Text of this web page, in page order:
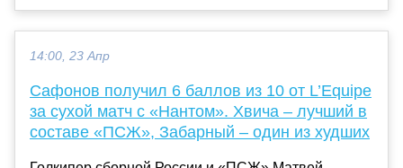
14:00, 23 Апр
Сафонов получил 6 баллов из 10 от L’Equipe
за сухой матч с «Нантом». Хвича – лучший в
составе «ПСЖ», Забарный – один из худших